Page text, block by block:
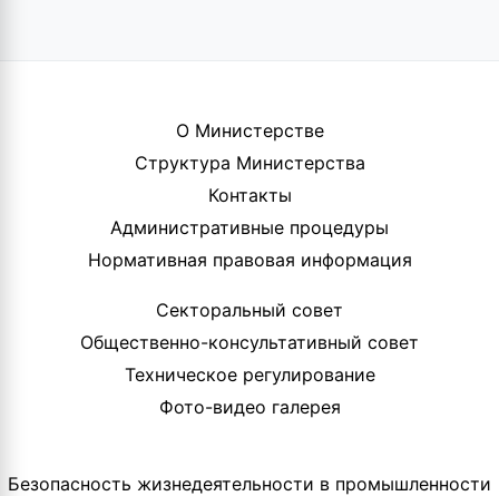
О Министерстве
Структура Министерства
Контакты
Административные процедуры
Нормативная правовая информация
Секторальный совет
Общественно-консультативный совет
Техническое регулирование
Фото-видео галерея
Безопасность жизнедеятельности в промышленности